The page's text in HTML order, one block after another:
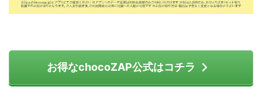
お得なchocoZAP公式はコチラ